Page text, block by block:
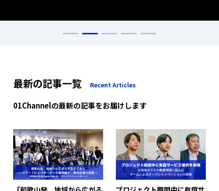
最新の記事一覧 Recent Articles
01Channelの最新の記事をお届けします